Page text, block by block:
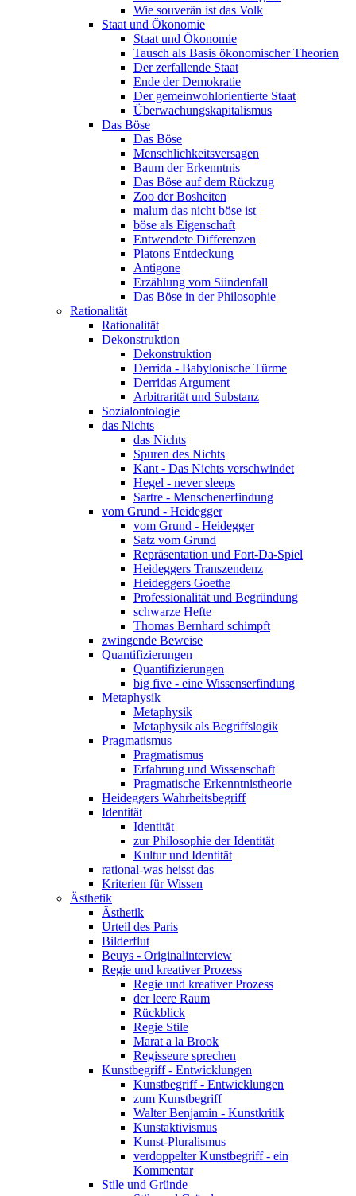
Wie souverän ist das Volk
Staat und Ökonomie
Staat und Ökonomie
Tausch als Basis ökonomischer Theorien
Der zerfallende Staat
Ende der Demokratie
Der gemeinwohlorientierte Staat
Überwachungskapitalismus
Das Böse
Das Böse
Menschlichkeitsversagen
Baum der Erkenntnis
Das Böse auf dem Rückzug
Zoo der Bosheiten
malum das nicht böse ist
böse als Eigenschaft
Entwendete Differenzen
Platons Entdeckung
Antigone
Erzählung vom Sündenfall
Das Böse in der Philosophie
Rationalität
Rationalität
Dekonstruktion
Dekonstruktion
Derrida - Babylonische Türme
Derridas Argument
Arbitrarität und Substanz
Sozialontologie
das Nichts
das Nichts
Spuren des Nichts
Kant - Das Nichts verschwindet
Hegel - never sleeps
Sartre - Menschenerfindung
vom Grund - Heidegger
vom Grund - Heidegger
Satz vom Grund
Repräsentation und Fort-Da-Spiel
Heideggers Transzendenz
Heideggers Goethe
Professionalität und Begründung
schwarze Hefte
Thomas Bernhard schimpft
zwingende Beweise
Quantifizierungen
Quantifizierungen
big five - eine Wissenserfindung
Metaphysik
Metaphysik
Metaphysik als Begriffslogik
Pragmatismus
Pragmatismus
Erfahrung und Wissenschaft
Pragmatische Erkenntnistheorie
Heideggers Wahrheitsbegriff
Identität
Identität
zur Philosophie der Identität
Kultur und Identität
rational-was heisst das
Kriterien für Wissen
Ästhetik
Ästhetik
Urteil des Paris
Bilderflut
Beuys - Originalinterview
Regie und kreativer Prozess
Regie und kreativer Prozess
der leere Raum
Rückblick
Regie Stile
Marat a la Brook
Regisseure sprechen
Kunstbegriff - Entwicklungen
Kunstbegriff - Entwicklungen
zum Kunstbegriff
Walter Benjamin - Kunstkritik
Kunstaktivismus
Kunst-Pluralismus
verdoppelter Kunstbegriff - ein
Kommentar
Stile und Gründe